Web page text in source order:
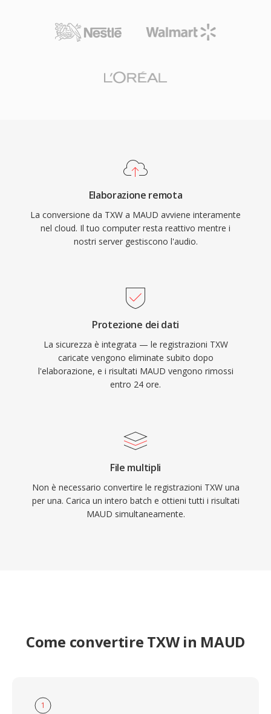
Elaborazione remota
La conversione da TXW a MAUD avviene interamente
nel cloud. Il tuo computer resta reattivo mentre i
nostri server gestiscono l'audio.
Protezione dei dati
La sicurezza è integrata — le registrazioni TXW
caricate vengono eliminate subito dopo
l'elaborazione, e i risultati MAUD vengono rimossi
entro 24 ore.
File multipli
Non è necessario convertire le registrazioni TXW una
per una. Carica un intero batch e ottieni tutti i risultati
MAUD simultaneamente.
Come convertire TXW in MAUD
1